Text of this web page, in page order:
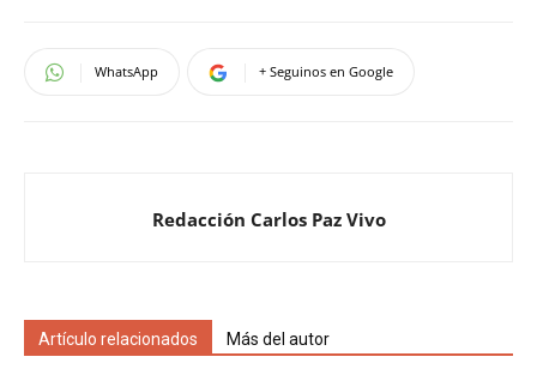
WhatsApp + Seguinos en Google
Redacción Carlos Paz Vivo
Artículo relacionados Más del autor